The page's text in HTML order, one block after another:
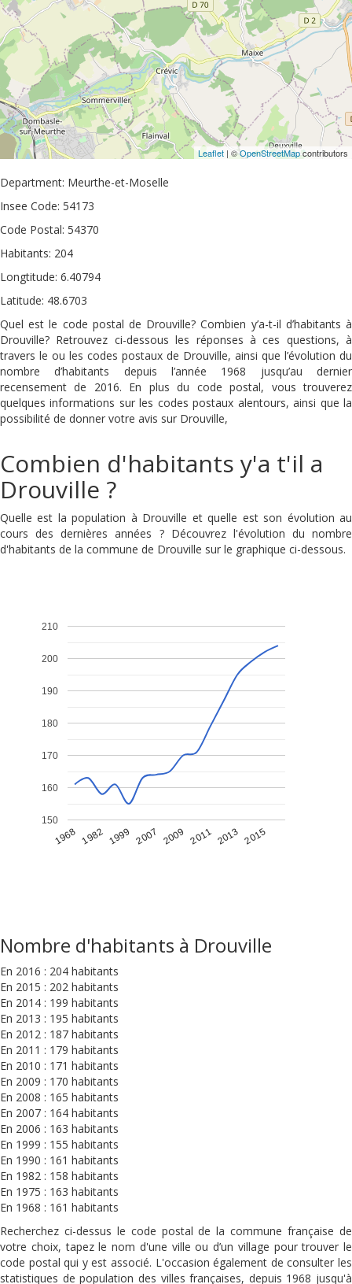
Leaflet | ©OpenStreetMapcontributors
Department: Meurthe-et-Moselle
Insee Code: 54173
Code Postal: 54370
Habitants: 204
Longtitude: 6.40794
Latitude: 48.6703
Quel est le code postal de Drouville? Combien y’a-t-il d’habitants à
Drouville? Retrouvez ci-dessous les réponses à ces questions, à
travers le ou les codes postaux de Drouville, ainsi que l’évolution du
nombre d’habitants depuis l’année 1968 jusqu’au dernier
recensement de 2016. En plus du code postal, vous trouverez
quelques informations sur les codes postaux alentours, ainsi que la
possibilité de donner votre avis sur Drouville,
Combien d'habitants y'a t'il a
Drouville ?
Quelle est la population à Drouville et quelle est son évolution au
cours des dernières années ? Découvrez l'évolution du nombre
d'habitants de la commune de Drouville sur le graphique ci-dessous.
1968 1982 1999 2007 2009 2011 2013 2015
150
160
170
180
190
200
210
Nombre d'habitants à Drouville
En 2016 : 204 habitants
En 2015 : 202 habitants
En 2014 : 199 habitants
En 2013 : 195 habitants
En 2012 : 187 habitants
En 2011 : 179 habitants
En 2010 : 171 habitants
En 2009 : 170 habitants
En 2008 : 165 habitants
En 2007 : 164 habitants
En 2006 : 163 habitants
En 1999 : 155 habitants
En 1990 : 161 habitants
En 1982 : 158 habitants
En 1975 : 163 habitants
En 1968 : 161 habitants
Recherchez ci-dessus le code postal de la commune française de
votre choix, tapez le nom d'une ville ou d’un village pour trouver le
code postal qui y est associé. L'occasion également de consulter les
statistiques de population des villes françaises, depuis 1968 jusqu'à